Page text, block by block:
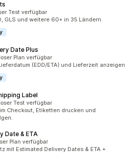
Test verfügbar
GLS und weitere 60+ in 35 Ländern
Date Plus
Plan verfügbar
(EDD/ETA) und Lieferzeit anzeigen
Label
Test verfügbar
Checkout, Etiketten drucken und
Date & ETA
Plan verfügbar
mit Estimated Delivery Dates & ETA +